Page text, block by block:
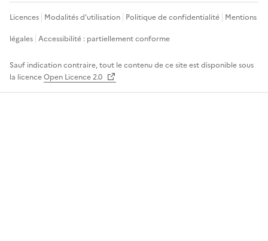
Licences Modalités d'utilisation Politique de confidentialité Mentions
légales Accessibilité : partiellement conforme
Sauf indication contraire, tout le contenu de ce site est disponible sous
la licenceOpen Licence 2.0